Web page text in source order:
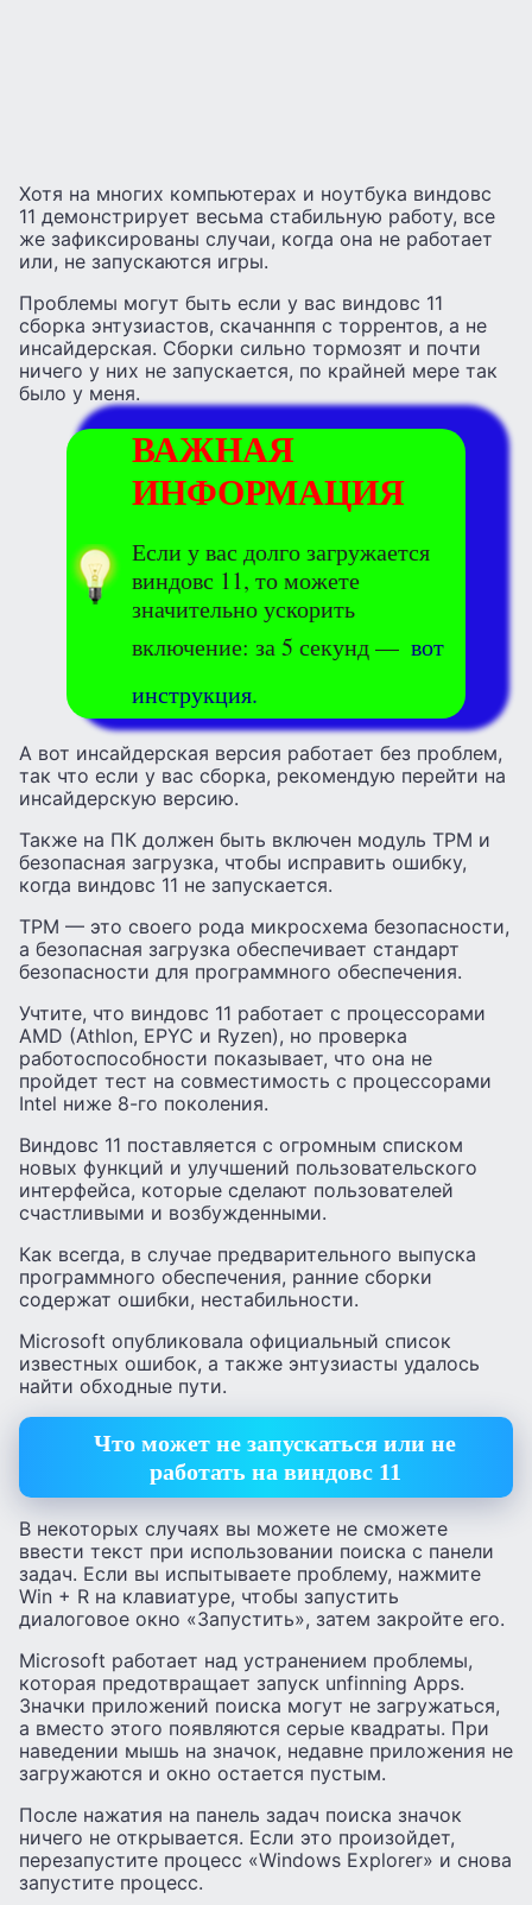
Хотя на многих компьютерах и ноутбука виндовс
11 демонстрирует весьма стабильную работу, все
же зафиксированы случаи, когда она не работает
или, не запускаются игры.
Проблемы могут быть если у вас виндовс 11
сборка энтузиастов, скачаннпя с торрентов, а не
инсайдерская. Сборки сильно тормозят и почти
ничего у них не запускается, по крайней мере так
было у меня.
ВАЖНАЯ
ИНФОРМАЦИЯ
Если у вас долго загружается
виндовс 11, то можете
значительно ускорить
включение: за 5 секунд — вот
инструкция.
А вот инсайдерская версия работает без проблем,
так что если у вас сборка, рекомендую перейти на
инсайдерскую версию.
Также на ПК должен быть включен модуль TPM и
безопасная загрузка, чтобы исправить ошибку,
когда виндовс 11 не запускается.
TPM — это своего рода микросхема безопасности,
а безопасная загрузка обеспечивает стандарт
безопасности для программного обеспечения.
Учтите, что виндовс 11 работает с процессорами
AMD (Athlon, EPYC и Ryzen), но проверка
работоспособности показывает, что она не
пройдет тест на совместимость с процессорами
Intel ниже 8-го поколения.
Виндовс 11 поставляется с огромным списком
новых функций и улучшений пользовательского
интерфейса, которые сделают пользователей
счастливыми и возбужденными.
Как всегда, в случае предварительного выпуска
программного обеспечения, ранние сборки
содержат ошибки, нестабильности.
Microsoft опубликовала официальный список
известных ошибок, а также энтузиасты удалось
найти обходные пути.
Что может не запускаться или не
работать на виндовс 11
В некоторых случаях вы можете не сможете
ввести текст при использовании поиска с панели
задач. Если вы испытываете проблему, нажмите
Win + R на клавиатуре, чтобы запустить
диалоговое окно «Запустить», затем закройте его.
Microsoft работает над устранением проблемы,
которая предотвращает запуск unfinning Apps.
Значки приложений поиска могут не загружаться,
а вместо этого появляются серые квадраты. При
наведении мышь на значок, недавне приложения не
загружаются и окно остается пустым.
После нажатия на панель задач поиска значок
ничего не открывается. Если это произойдет,
перезапустите процесс «Windows Explorer» и снова
запустите процесс.